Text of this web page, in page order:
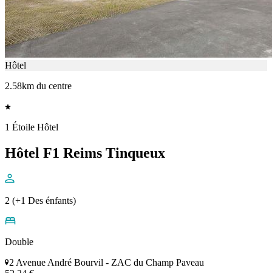
Hôtel
2.58km du centre
1 Étoile Hôtel
Hôtel F1 Reims Tinqueux
2 (+1 Des énfants)
Double
2 Avenue André Bourvil - ZAC du Champ Paveau